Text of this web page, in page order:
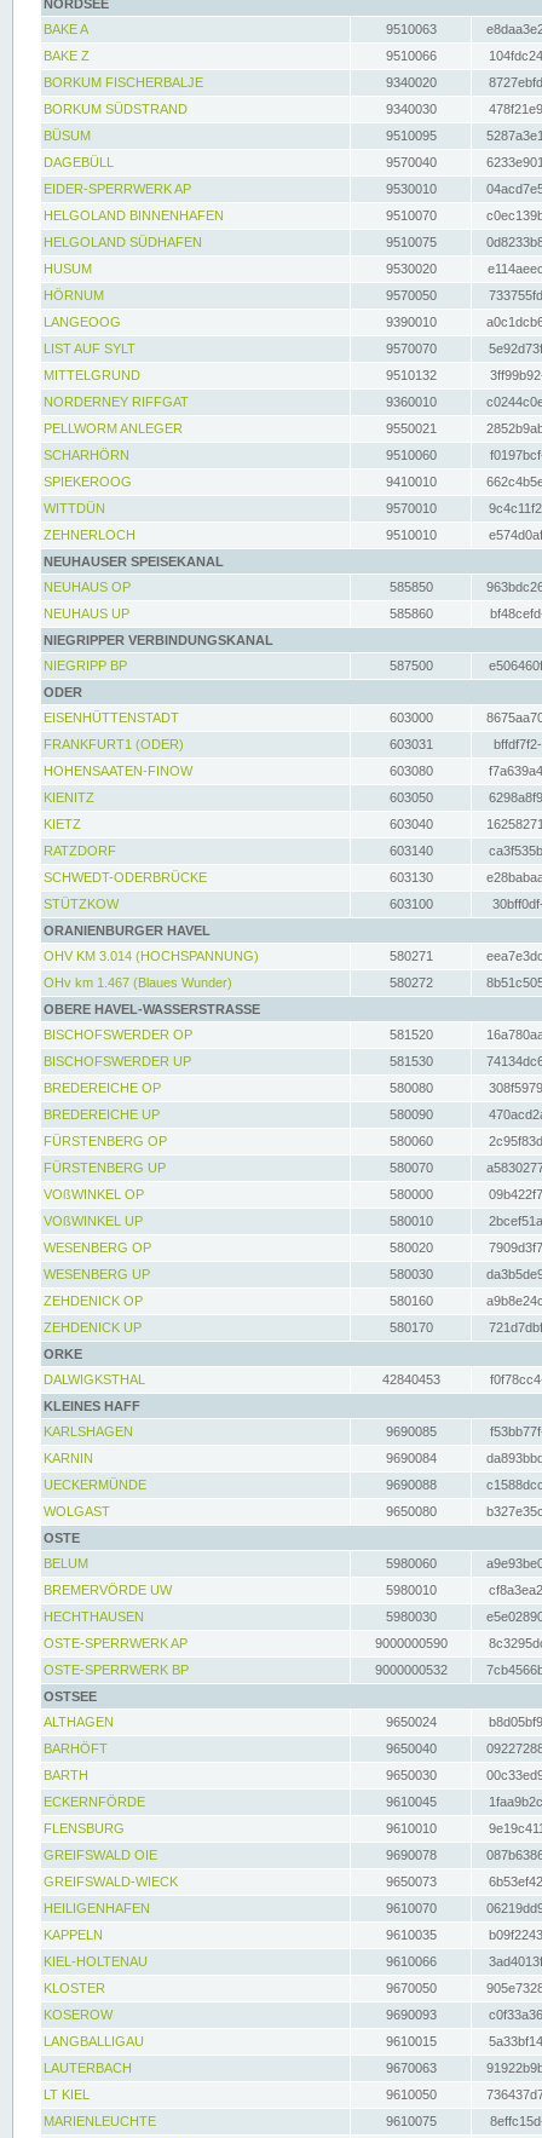
NORDSEE
BAKE A
9510063
BAKE Z
9510066
BORKUM FISCHERBALJE
9340020
BORKUM SÜDSTRAND
9340030
BÜSUM
9510095
DAGEBÜLL
9570040
EIDER-SPERRWERK AP
9530010
HELGOLAND BINNENHAFEN
9510070
HELGOLAND SÜDHAFEN
9510075
HUSUM
9530020
HÖRNUM
9570050
LANGEOOG
9390010
LIST AUF SYLT
9570070
MITTELGRUND
9510132
NORDERNEY RIFFGAT
9360010
PELLWORM ANLEGER
9550021
SCHARHÖRN
9510060
SPIEKEROOG
9410010
WITTDÜN
9570010
ZEHNERLOCH
9510010
NEUHAUSER SPEISEKANAL
NEUHAUS OP
585850
NEUHAUS UP
585860
NIEGRIPPER VERBINDUNGSKANAL
NIEGRIPP BP
587500
ODER
EISENHÜTTENSTADT
603000
FRANKFURT1 (ODER)
603031
HOHENSAATEN-FINOW
603080
KIENITZ
603050
KIETZ
603040
RATZDORF
603140
SCHWEDT-ODERBRÜCKE
603130
STÜTZKOW
603100
ORANIENBURGER HAVEL
OHV KM 3.014 (HOCHSPANNUNG)
580271
OHv km 1.467 (Blaues Wunder)
580272
OBERE HAVEL-WASSERSTRASSE
BISCHOFSWERDER OP
581520
BISCHOFSWERDER UP
581530
BREDEREICHE OP
580080
BREDEREICHE UP
580090
FÜRSTENBERG OP
580060
FÜRSTENBERG UP
580070
VOßWINKEL OP
580000
VOßWINKEL UP
580010
WESENBERG OP
580020
WESENBERG UP
580030
ZEHDENICK OP
580160
ZEHDENICK UP
580170
ORKE
DALWIGKSTHAL
42840453
KLEINES HAFF
KARLSHAGEN
9690085
KARNIN
9690084
UECKERMÜNDE
9690088
WOLGAST
9650080
OSTE
BELUM
5980060
BREMERVÖRDE UW
5980010
HECHTHAUSEN
5980030
OSTE-SPERRWERK AP
9000000590
OSTE-SPERRWERK BP
9000000532
OSTSEE
ALTHAGEN
9650024
BARHÖFT
9650040
BARTH
9650030
ECKERNFÖRDE
9610045
FLENSBURG
9610010
GREIFSWALD OIE
9690078
GREIFSWALD-WIECK
9650073
HEILIGENHAFEN
9610070
KAPPELN
9610035
KIEL-HOLTENAU
9610066
KLOSTER
9670050
KOSEROW
9690093
LANGBALLIGAU
9610015
LAUTERBACH
9670063
LT KIEL
9610050
MARIENLEUCHTE
9610075